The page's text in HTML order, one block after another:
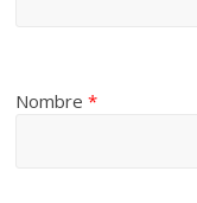
Nombre*